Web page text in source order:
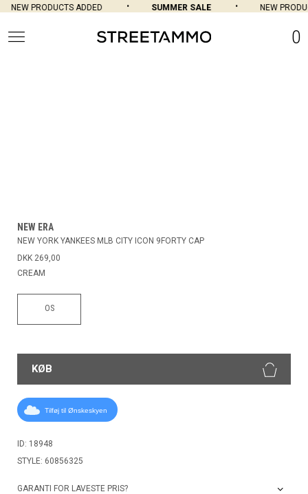
NEW PRODUCTS ADDED SUMMER SALE NEW
0
NEW ERA
NEW YORK YANKEES MLB CITY ICON 9FORTY CAP
DKK 269,00
CREAM
OS
KØB
Tilføj til Ønskeskyen
ID: 18948
STYLE: 60856325
GARANTI FOR LAVESTE PRIS?